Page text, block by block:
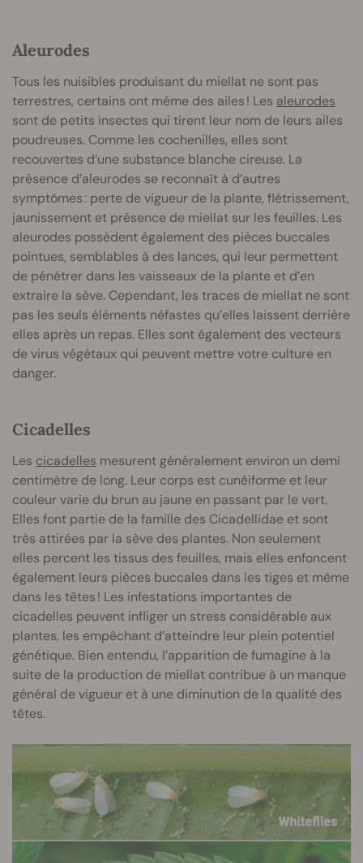
Aleurodes
Tous les nuisibles produisant du miellat ne sont pas
terrestres, certains ont même des ailes ! Les aleurodes
sont de petits insectes qui tirent leur nom de leurs ailes
poudreuses. Comme les cochenilles, elles sont
recouvertes d’une substance blanche cireuse. La
présence d’aleurodes se reconnaît à d’autres
symptômes : perte de vigueur de la plante, flétrissement,
jaunissement et présence de miellat sur les feuilles. Les
aleurodes possèdent également des pièces buccales
pointues, semblables à des lances, qui leur permettent
de pénétrer dans les vaisseaux de la plante et d’en
extraire la sève. Cependant, les traces de miellat ne sont
pas les seuls éléments néfastes qu’elles laissent derrière
elles après un repas. Elles sont également des vecteurs
de virus végétaux qui peuvent mettre votre culture en
danger.
Cicadelles
Les cicadelles mesurent généralement environ un demi
centimètre de long. Leur corps est cunéiforme et leur
couleur varie du brun au jaune en passant par le vert.
Elles font partie de la famille des Cicadellidae et sont
très attirées par la sève des plantes. Non seulement
elles percent les tissus des feuilles, mais elles enfoncent
également leurs pièces buccales dans les tiges et même
dans les têtes ! Les infestations importantes de
cicadelles peuvent infliger un stress considérable aux
plantes, les empêchant d’atteindre leur plein potentiel
génétique. Bien entendu, l’apparition de fumagine à la
suite de la production de miellat contribue à un manque
général de vigueur et à une diminution de la qualité des
têtes.